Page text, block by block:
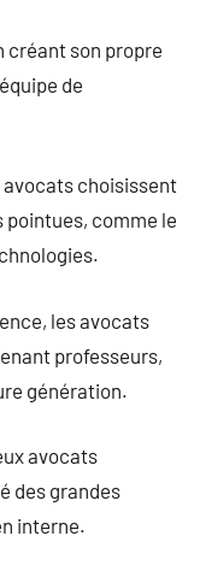
créant son propre
de
choisissent
pointues, comme le
les avocats
professeurs,
génération.
avocats
des grandes
interne.